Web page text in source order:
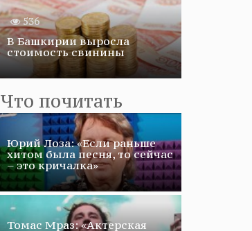
536
В Башкирии выросла
стоимость свинины
Что почитать
Юрий Лоза: «Если раньше
хитом была песня, то сейчас
– это кричалка»
Томас Мраз: «Актерская